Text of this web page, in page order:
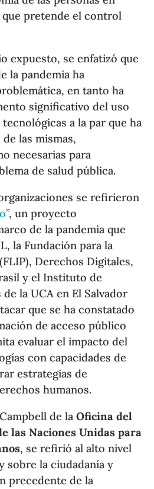
pretende el control
expuesto, se enfatizó que
la pandemia ha
en tanto ha
significativo del uso
a la par que ha
las mismas,
necesarias para
de salud pública.
se refirieron
, un proyecto
de la pandemia que
la Fundación para la
Derechos Digitales,
y el Instituto de
la UCA en El Salvador
que se ha constatado
de acceso público
evaluar el impacto del
con capacidades de
estrategias de
humanos.
de laOficina del
las Naciones Unidas para
, se refirió al alto nivel
sobre la ciudadanía y
precedente de la